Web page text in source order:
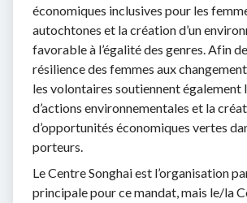
économiques inclusives pour les
autochtones et la création d’un
favorable à l’égalité des genres. Afin
résilience des femmes aux
les volontaires soutiennent également
d’actions environnementales et la
d’opportunités économiques vertes
porteurs.
Le Centre Songhai est l’organisation
principale pour ce mandat, mais le/la